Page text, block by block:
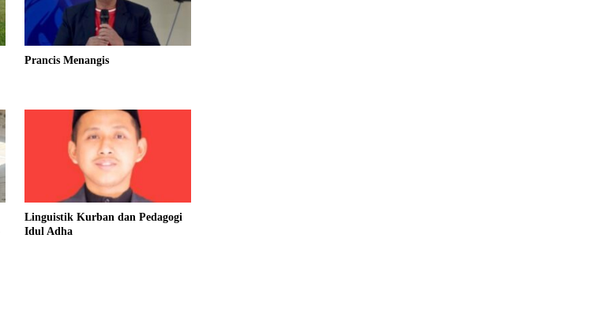
Prancis Menangis
Linguistik Kurban dan Pedagogi
Idul Adha